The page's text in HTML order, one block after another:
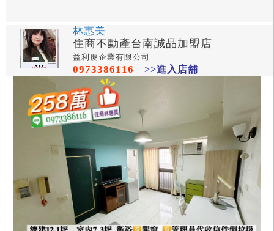
林惠美
住商不動產台南誠品加盟店
益利慶企業有限公司
0973386116 >>進入店舖